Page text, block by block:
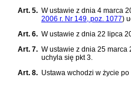
Art. 5. Wustawie z dnia 4 marca
2006 r. Nr 149, poz. 1077)
Art. 6. Wustawie z dnia 22 lipca
Art. 7. Wustawie z dnia 25 marca
uchyla się pkt 3.
Art. 8. Ustawa wchodzi w życie